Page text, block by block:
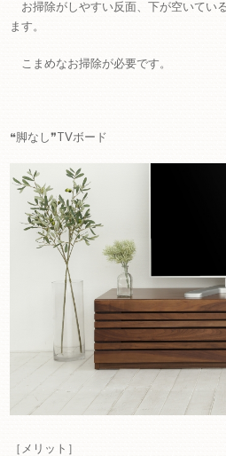
お掃除がしやすい反面、下が空いてい
ます。
こまめなお掃除が必要です。
❝脚なし❞TVボード
［メリット］